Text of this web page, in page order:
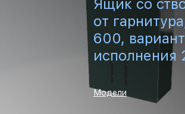
Ящик со
от
600, вариант
исполнения
Модели